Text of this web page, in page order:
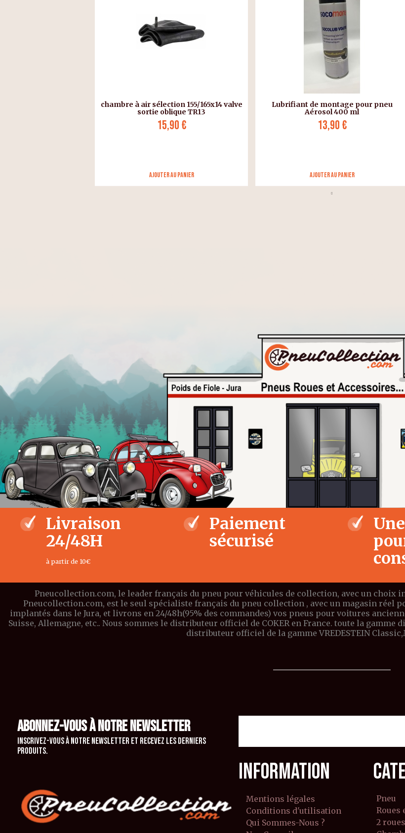
chambre à air sélection 155/165x14 valve
sortie oblique TR13
15,90 €
Ajouter au panier
Lubrifiant de montage pour pneu
Aérosol 400 ml
13,90 €
Ajouter au panier
Livraison
24/48H
à partir de 10€
Paiement
sécurisé
Pneucollection.com, le leader français du pneu pour véhicules de collection, avec un choix
Pneucollection.com, est le seul spécialiste français du pneu collection , avec un magasin réel
implantés dans le Jura, et livrons en 24/48h(95% des commandes) vos pneus pour voitures
Suisse, Allemagne, etc.. Nous sommes le distributeur officiel de COKER en France. toute la
distributeur officiel de la gamme VREDESTEIN
ABONNEZ-VOUS À NOTRE NEWSLETTER
Inscrivez-vous à notre newsletter et recevez les derniers
produits.
INFORMATION
Mentions légales
Conditions d'utilisation
Qui Sommes-Nous ?
Pneu
Roues
2